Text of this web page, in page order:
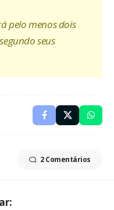
pelo menos dois
seus
2 Comentários